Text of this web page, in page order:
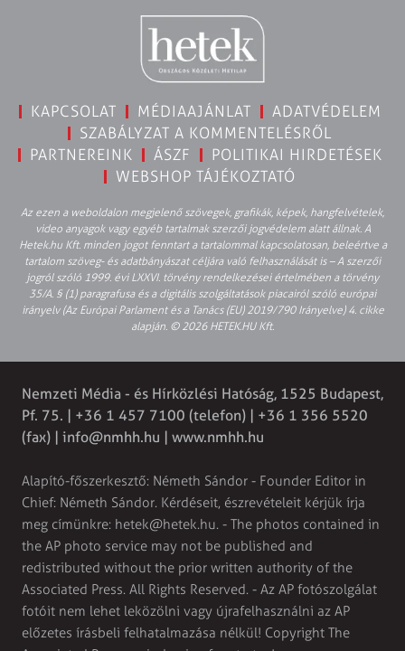
KAPCSOLAT MÉDIAAJÁNLAT
ADATVÉDELEM
SZABÁLYZAT A KOMMENTELÉSRŐL
PARTNEREINK
ÁSZF
POLITIKAI HIRDETÉSEK
WEBSHOP TÁJÉKOZTATÓ
Az ezen a weboldalon megjelenő szövegek, grafikák, képek, hangfelvételek,
video anyagok vagy egyéb tartalmak szerzői jogvédelem alatt állnak. A
Hetek.hu Kft. minden jogot fenntart a tartalommal kapcsolatosan, beleértve a
tartalom szöveg- és adatbányászat céljára való felhasználását is – A szerzői
jogról szóló 1999. évi LXXVI. törvény rendelkezései értelmében a törvény
35/A. § (1) paragrafusa és a digitális szolgáltatások piacairól szóló európai
irányelv (Az Európai Parlament és a Tanács (EU) 2019/790 Irányelve) 4. cikke
alapján. © 2026 HETEK.HU Kft.
Nemzeti Média - és Hírközlési Hatóság, 1525 Budapest,
Pf. 75. | +36 1 457 7100 (telefon) | +36 1 356 5520
(fax) | info@nmhh.hu | www.nmhh.hu
Alapító-főszerkesztő: Németh Sándor - Founder Editor in
Chief: Németh Sándor. Kérdéseit, észrevételeit kérjük írja
meg címünkre: hetek@hetek.hu. - The photos contained in
the AP photo service may not be published and
redistributed without the prior written authority of the
Associated Press. All Rights Reserved. - Az AP fotószolgálat
fotóit nem lehet leközölni vagy újrafelhasználni az AP
előzetes írásbeli felhatalmazása nélkül! Copyright The